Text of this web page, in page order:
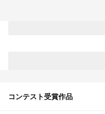
コンテスト受賞作品